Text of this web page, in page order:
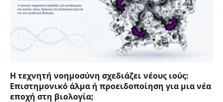
Η τεχνητή νοημοσύνη σχεδιάζει νέους ιούς:
Επιστημονικό άλμα ή προειδοποίηση για μια νέα
εποχή στη βιολογία;